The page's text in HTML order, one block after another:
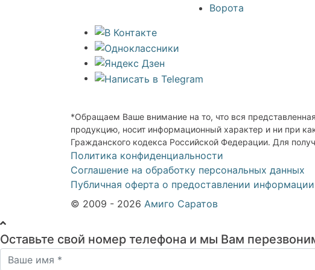
Ворота
*Обращаем Ваше внимание на то, что вся
продукцию, носит информационный характер и ни при
Гражданского кодекса Российской Федерации. Для
Политика конфиденциальности
Соглашение на обработку персональных данных
Публичная оферта о предоставлении информации
© 2009 - 2026 Амиго Саратов
Оставьте свой номер телефона и мы Вам